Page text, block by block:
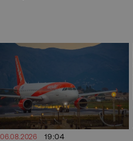
06.08.2026 19:04